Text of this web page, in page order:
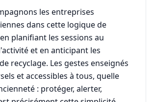
les entreprises
dans cette logique de
planifiant les sessions au
et en anticipant les
recyclage. Les gestes enseignés
et accessibles à tous, quelle
: protéger, alerter,